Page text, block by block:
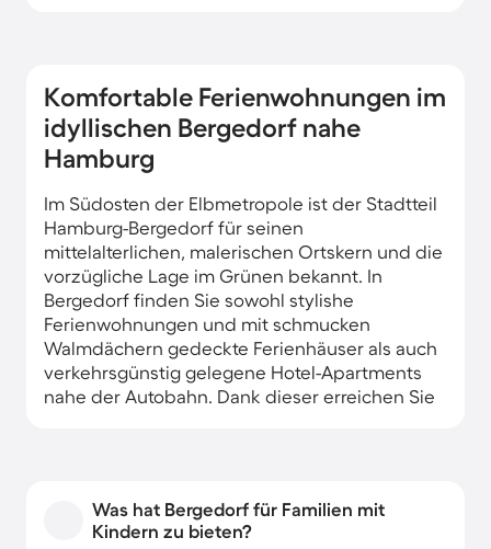
Komfortable Ferienwohnungen im
idyllischen Bergedorf nahe
Hamburg
Im Südosten der Elbmetropole ist der Stadtteil
Hamburg-Bergedorf für seinen
mittelalterlichen, malerischen Ortskern und die
vorzügliche Lage im Grünen bekannt. In
Bergedorf finden Sie sowohl stylishe
Ferienwohnungen und mit schmucken
Walmdächern gedeckte Ferienhäuser als auch
verkehrsgünstig gelegene Hotel-Apartments
nahe der Autobahn. Dank dieser erreichen Sie
Was hat Bergedorf für Familien mit
Kindern zu bieten?